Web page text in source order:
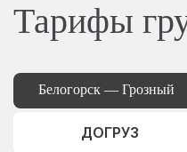
Тарифы
Белогорск — Грозный
ДОГРУЗ